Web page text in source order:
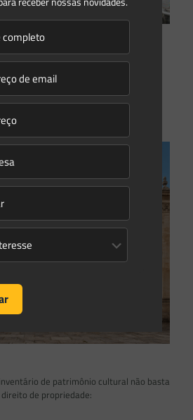
operacional e a relevância do Plano
de patrimônio cultural não basta
de propriedade: